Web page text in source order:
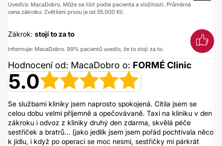
Uvedl/a: MacaDobro. Může se lišit podle pacienta a složitosti. Průměrná
cena zákroku: Zvětšení prsou je od 55.000 Kč.
Zákrok: stojí to za to
Informuje: MacaDobro. 99% pacientů uvedlo, že to stojí za to.
Hodnocení od: MacaDobro o: FORMÉ Clinic
5.0
Se službami kliniky jsem naprosto spokojená. Cítila jsem se
celou dobu velmi příjemně a opečovávaně. Taxi na kliniku v den
zákroku i odvoz z kliniky druhý den zdarma, skvělá péče
sestřiček a bratrů... (jako jedlík jsem jsem pořád pochtívala něco
k jídlu, i když po operaci se moc nesmí, sestřičky mi párkrát